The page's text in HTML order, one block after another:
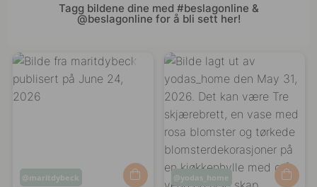
Tagg bildene dine med #beslagonline &
@beslagonline for å bli sett her!
Innlegg
maritdybeck
Innlegg
yodas_home